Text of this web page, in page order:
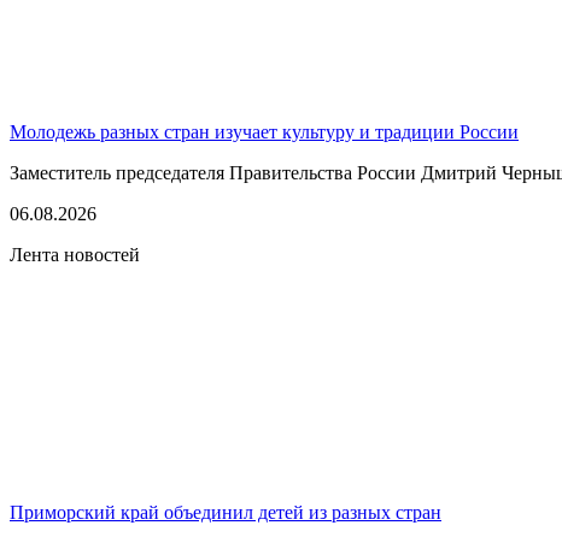
Молодежь разных стран изучает культуру и традиции России
Заместитель председателя Правительства России Дмитрий
06.08.2026
Лента новостей
Приморский край объединил детей из разных стран